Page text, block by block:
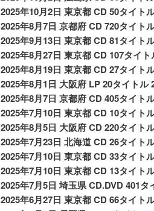
2025年10月2日 東京都 CD 50タイト
2025年8月7日 京都府 CD 720タイト
2025年9月13日 東京都 CD 81タイト
2025年8月27日 東京都 CD 107タイト
2025年8月19日 東京都 CD 27タイト
2025年8月1日 大阪府 LP 20タイトル
2025年8月7日 京都府 CD 405タイト
2025年7月10日 東京都 CD 10タイト
2025年8月5日 大阪府 CD 220タイト
2025年7月23日 北海道 CD 26タイト
2025年7月10日 東京都 CD 33タイト
2025年7月10日 東京都 CD 13タイト
2025年7月5日 埼玉県 CD.DVD 401タ
2025年6月27日 東京都 CD 66タイト